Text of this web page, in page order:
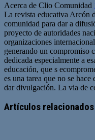
Acerca de Clio Comunidad
La revista educativa Arcón
comunidad para dar a
proyecto de autoridades
organizaciones
generando un compromiso
dedicada especialmente a
educación, que s
es una tarea que no se
dar divulgación. La via de
web
Artículos relacionados